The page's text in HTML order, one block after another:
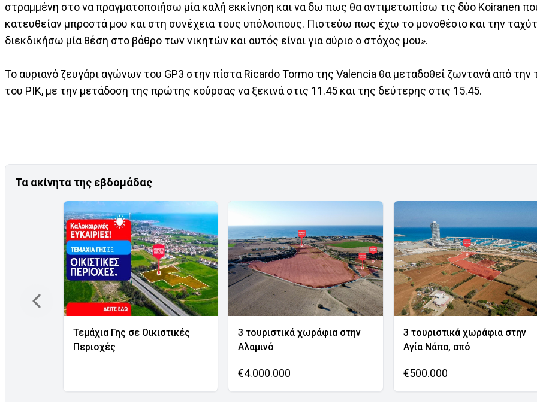
στραμμένη στο να πραγματοποιήσω μία καλή εκκίνηση και να δω πως θα αντιμετωπίσω τις δύο Koiranen
κατευθείαν μπροστά μου και στη συνέχεια τους υπόλοιπους. Πιστεύω πως έχω το μονοθέσιο και την
διεκδικήσω μία θέση στο βάθρο των νικητών και αυτός είναι για αύριο ο στόχος μου».
Το αυριανό ζευγάρι αγώνων του GP3 στην πίστα Ricardo Tormo της Valencia θα μεταδοθεί ζωντανά από την
του ΡΙΚ, με την μετάδοση της πρώτης κούρσας να ξεκινά στις 11.45 και της δεύτερης στις 15.45.
Τα ακίνητα της εβδομάδας
Τεμάχια Γης σε Οικιστικές
Περιοχές
3 τουριστικά χωράφια στην
Αλαμινό
€4.000.000
3 τουριστικά χωράφια στην
Αγία Νάπα, από
€500.000